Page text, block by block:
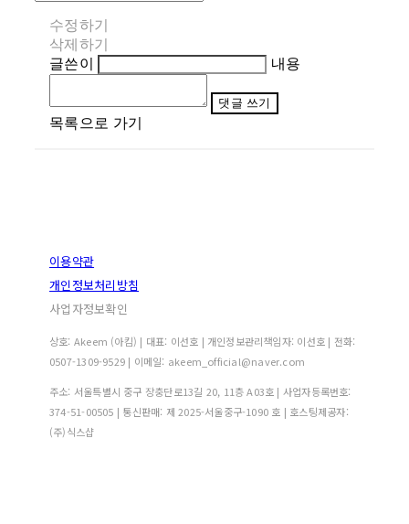
수정하기
삭제하기
글쓴이
내용
댓글 쓰기
목록으로 가기
이용약관
개인정보처리방침
사업자정보확인
상호: Akeem (아킴) | 대표: 이선호 | 개인정보관리책임자: 이선호 | 전화:
0507-1309-9529 | 이메일: akeem_official@naver.com
주소: 서울특별시 중구 장충단로13길 20, 11층 A03호 | 사업자등록번호:
374-51-00505 | 통신판매: 제 2025-서울중구-1090 호 | 호스팅제공자:
(주)식스샵